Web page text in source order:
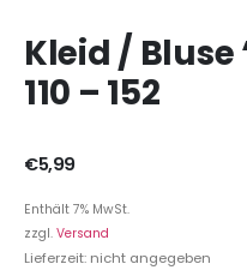
Kleid / Bluse
110 – 152
€5,99
Enthält 7% MwSt.
zzgl. Versand
Lieferzeit: nicht angegeben